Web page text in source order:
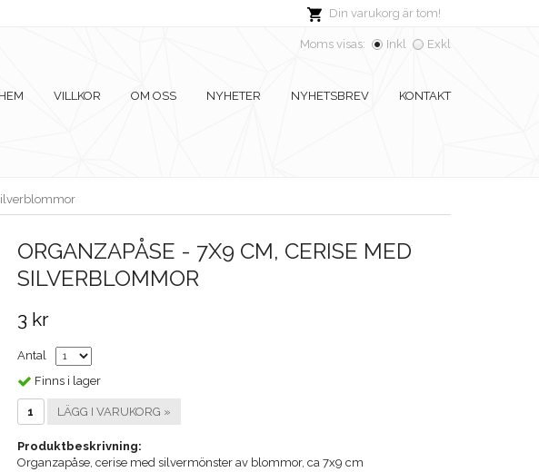
Din varukorg är tom!
Moms visas: Inkl Exkl
HEM VILLKOR OM OSS NYHETER NYHETSBREV KONTAKT
ORGANZAPÅSE - 7X9 CM, CERISE MED
SILVERBLOMMOR
3 kr
Antal
Finns i lager
LÄGG I VARUKORG »
Produktbeskrivning:
Organzapåse, cerise med silvermönster av blommor, ca 7x9 cm